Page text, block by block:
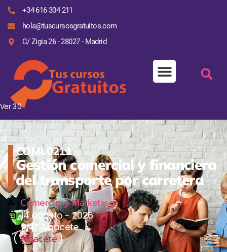
+34 616 304 211
hola@tuscursosgratuitos.com
C/ Zigia 26 - 28027 - Madrid
Ver 3.0
COML0211
Gestión comercial y financiera
del transporte por carretera
Comercio y Marketing
14 agosto - 2026
AFC Albacete
(Albacete)